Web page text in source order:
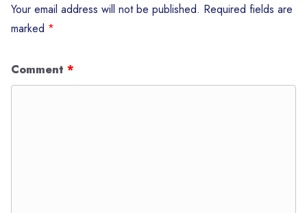
Your email address will not be published. Required fields are
marked *
Comment *